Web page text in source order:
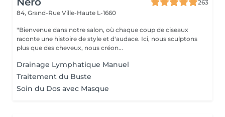
263
84, Grand-Rue Ville-Haute L-1660
"Bienvenue dans notre salon, où chaque coup de ciseaux
raconte une histoire de style et d'audace. Ici, nous sculptons
plus que des cheveux, nous créon...
Drainage Lymphatique Manuel
Traitement du Buste
Soin du Dos avec Masque